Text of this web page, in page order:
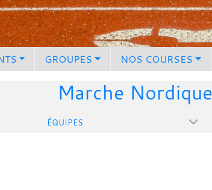
GROUPES NOS COURSES
Marche Nordique
ÉQUIPES